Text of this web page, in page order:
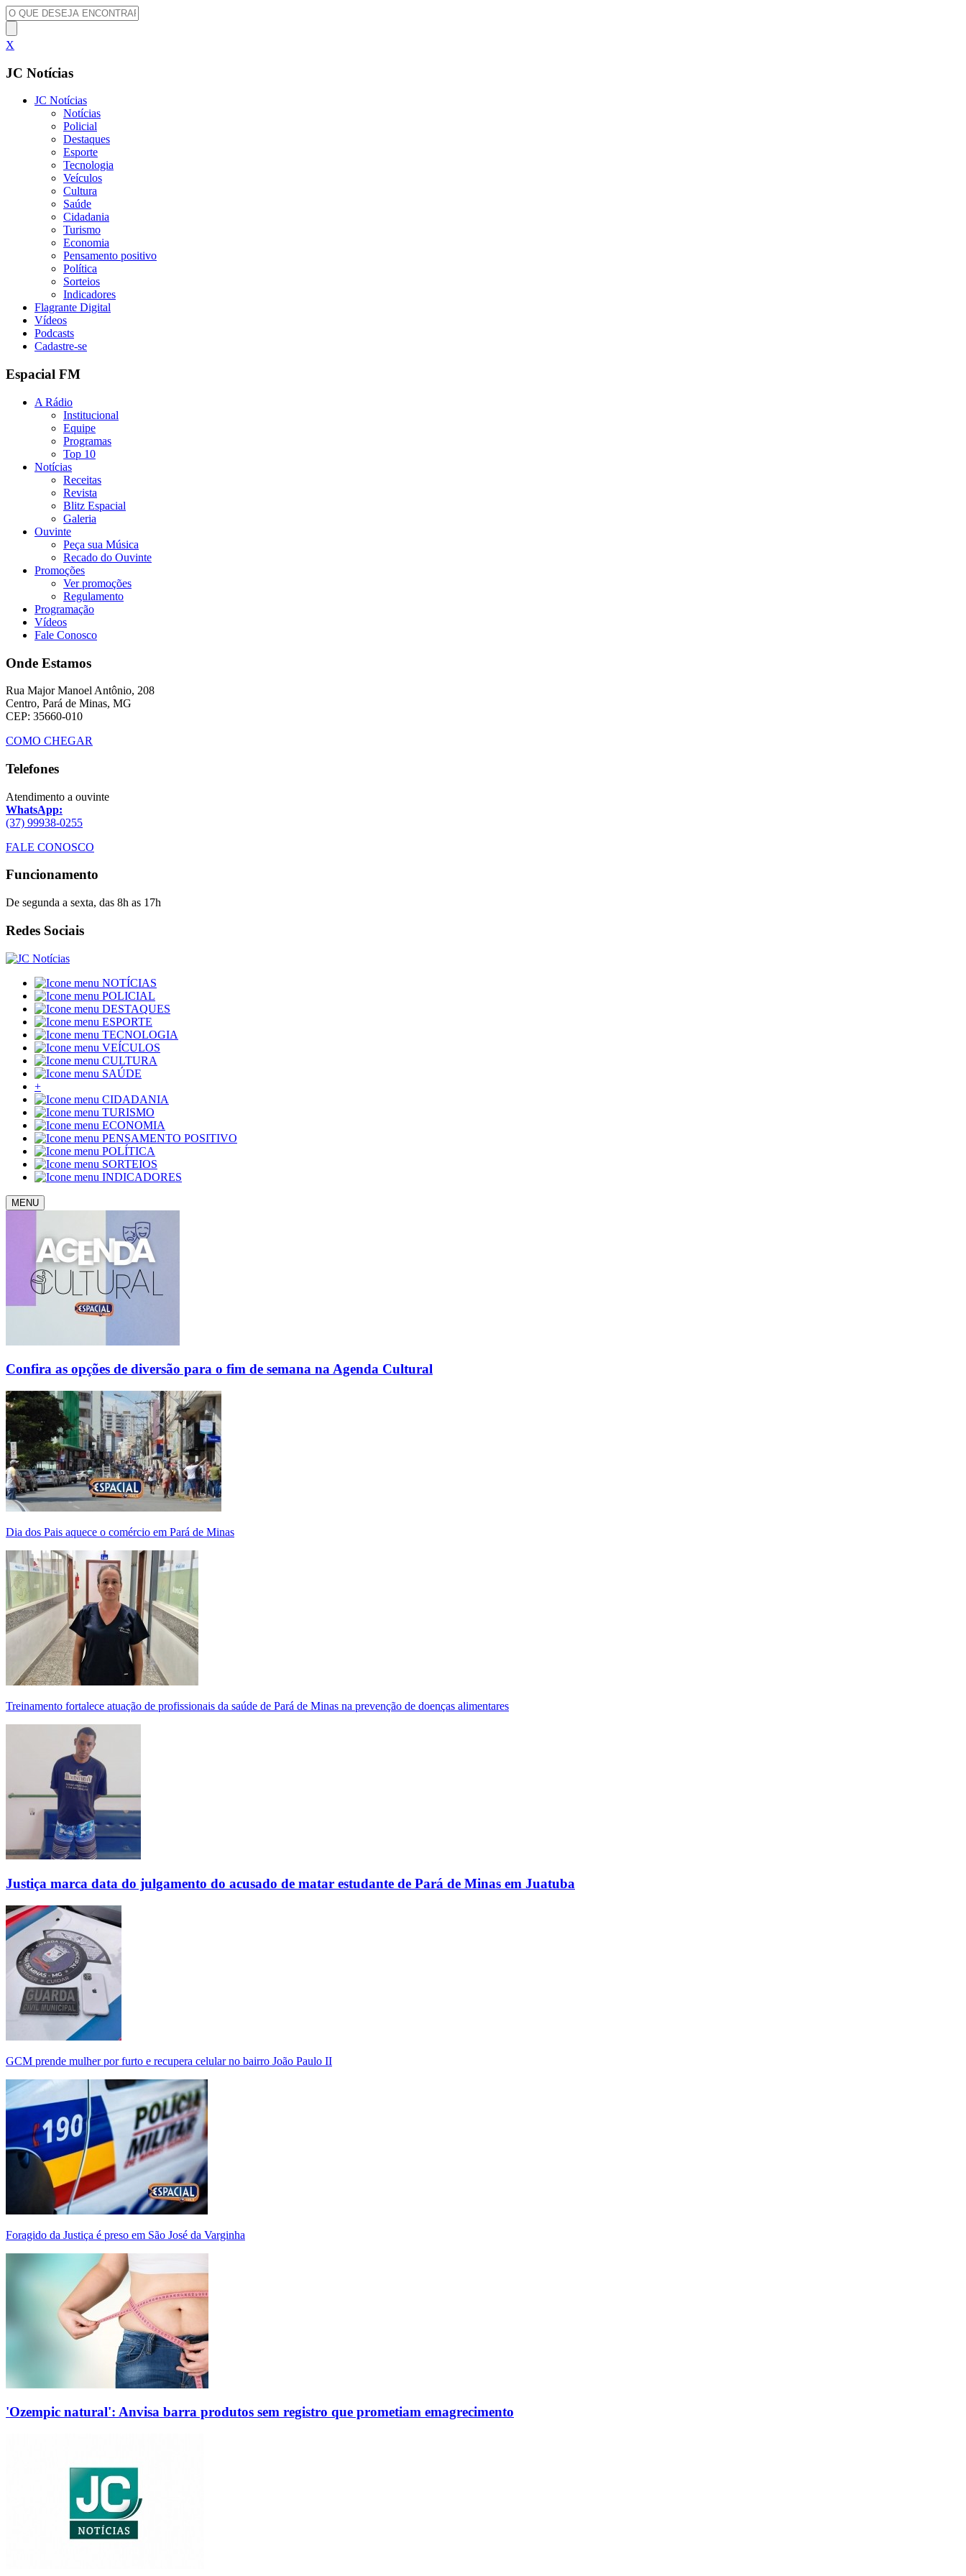
X
JC Notícias
JC Notícias
Notícias
Policial
Destaques
Esporte
Tecnologia
Veículos
Cultura
Saúde
Cidadania
Turismo
Economia
Pensamento positivo
Política
Sorteios
Indicadores
Flagrante Digital
Vídeos
Podcasts
Cadastre-se
Espacial FM
A Rádio
Institucional
Equipe
Programas
Top 10
Notícias
Receitas
Revista
Blitz Espacial
Galeria
Ouvinte
Peça sua Música
Recado do Ouvinte
Promoções
Ver promoções
Regulamento
Programação
Vídeos
Fale Conosco
Onde Estamos
Rua Major Manoel Antônio, 208
Centro, Pará de Minas, MG
CEP: 35660-010
COMO CHEGAR
Telefones
Atendimento a ouvinte
WhatsApp:
(37) 99938-0255
FALE CONOSCO
Funcionamento
De segunda a sexta, das 8h as 17h
Redes Sociais
NOTÍCIAS
POLICIAL
DESTAQUES
ESPORTE
TECNOLOGIA
VEÍCULOS
CULTURA
SAÚDE
+
CIDADANIA
TURISMO
ECONOMIA
PENSAMENTO POSITIVO
POLÍTICA
SORTEIOS
INDICADORES
MENU
Confira as opções de diversão para o fim de semana na Agenda Cultural
Dia dos Pais aquece o comércio em Pará de Minas
Treinamento fortalece atuação de profissionais da saúde de Pará de Minas na prevenção de doenças alimentares
Justiça marca data do julgamento do acusado de matar estudante de Pará de Minas em Juatuba
GCM prende mulher por furto e recupera celular no bairro João Paulo II
Foragido da Justiça é preso em São José da Varginha
'Ozempic natural': Anvisa barra produtos sem registro que prometiam emagrecimento